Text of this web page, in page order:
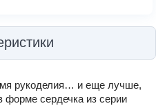
рукоделия… и еще лучше,
форме сердечка из серии